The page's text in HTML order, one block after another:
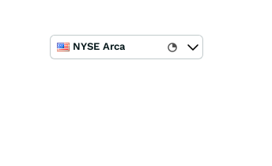
NYSE Arca